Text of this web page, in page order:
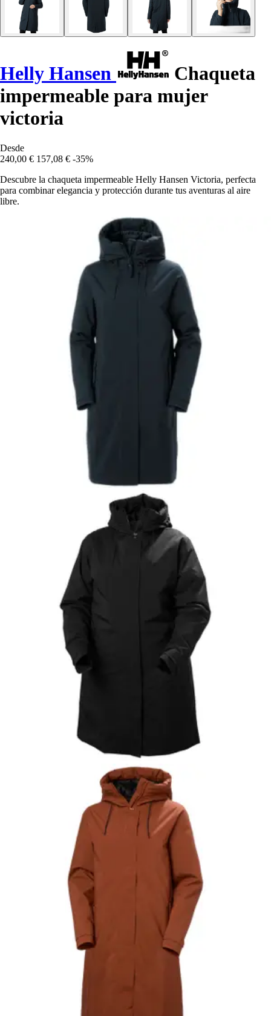
Helly Hansen
Chaqueta
impermeable para mujer
victoria
Desde
240,00 € 157,08 € -35%
Descubre la chaqueta impermeable Helly Hansen Victoria, perfecta
para combinar elegancia y protección durante tus aventuras al aire
libre.